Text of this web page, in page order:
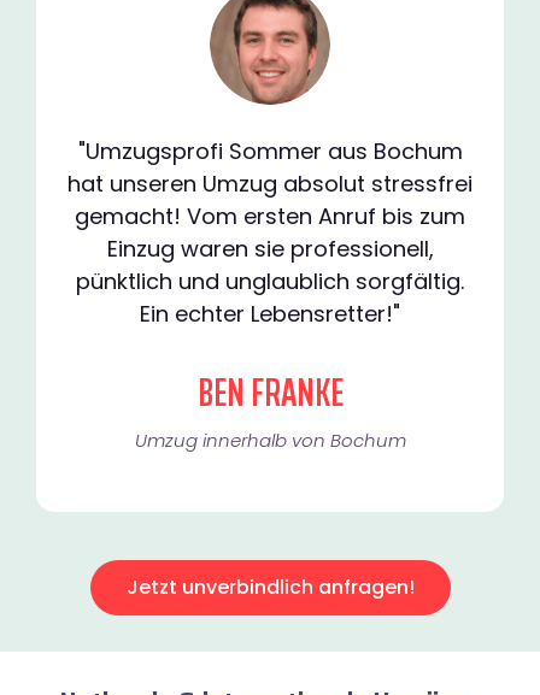
"Umzugsprofi Sommer aus Bochum
hat unseren Umzug absolut stressfrei
gemacht! Vom ersten Anruf bis zum
Einzug waren sie professionell,
pünktlich und unglaublich sorgfältig.
Ein echter Lebensretter!"
BEN FRANKE
Umzug innerhalb von Bochum​
Jetzt unverbindlich anfragen!